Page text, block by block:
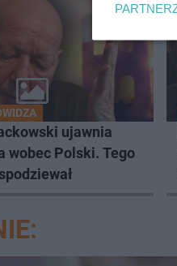
ujawnia
wobec Polski. Tego